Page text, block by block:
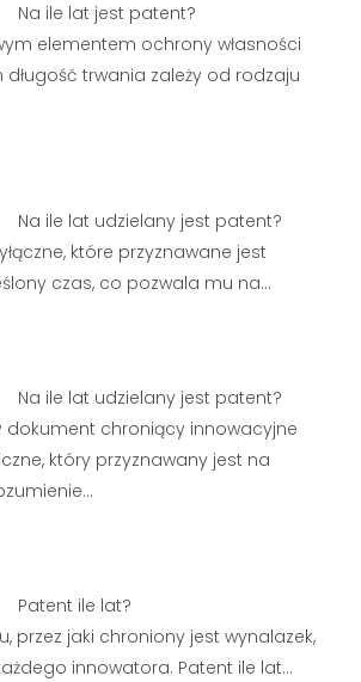
Na ile lat jest patent?
elementem ochrony własności
długość trwania zależy od rodzaju
Na ile lat udzielany jest patent?
które przyznawane jest
czas, co pozwala mu na…
Na ile lat udzielany jest patent?
dokument chroniący innowacyjne
który przyznawany jest na
Patent ile lat?
przez jaki chroniony jest wynalazek,
innowatora. Patent ile lat…